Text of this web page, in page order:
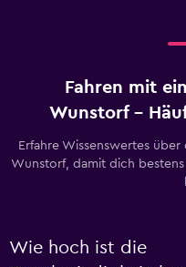
Fahren mit
Wunstorf –
Erfahre Wissenswertes
Wunstorf, damit dich
Wie hoch ist die